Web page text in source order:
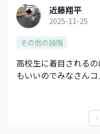
近藤翔平
2025-11-25
その他の段階
高校生に着目される
もいいのでみなさんコ